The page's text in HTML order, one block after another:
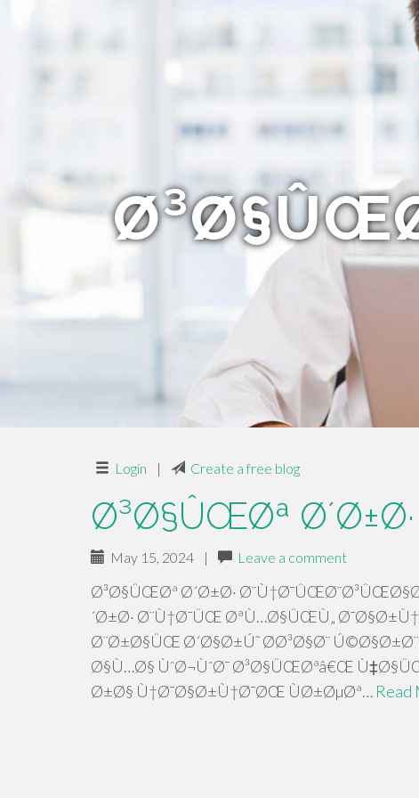
Login | Create a free blog
Ø³Ø§ÛŒØª
May 15, 2024 | Leave a comment
Ø³Ø§ÛŒØª Ø´Ø±Ø·
´Ø±Ø· Ø¨Ù†Ø¯ÛŒ ØªÙ…Ø§ÛŒÙ„
Ø¨Ø±Ø§ÛŒ Ø´Ø§Ø±Ú˜ Ø­Ø³Ø§Ø¨
Ø§Ù…Ø§ ÙˆØ¬ÙˆØ¯ Ø³Ø§ÛŒØªâ€Œ
Ø±Ø§ Ù†Ø¯Ø§Ø±Ù†Ø¯ØŒ ÙØ±ØµØª… Read